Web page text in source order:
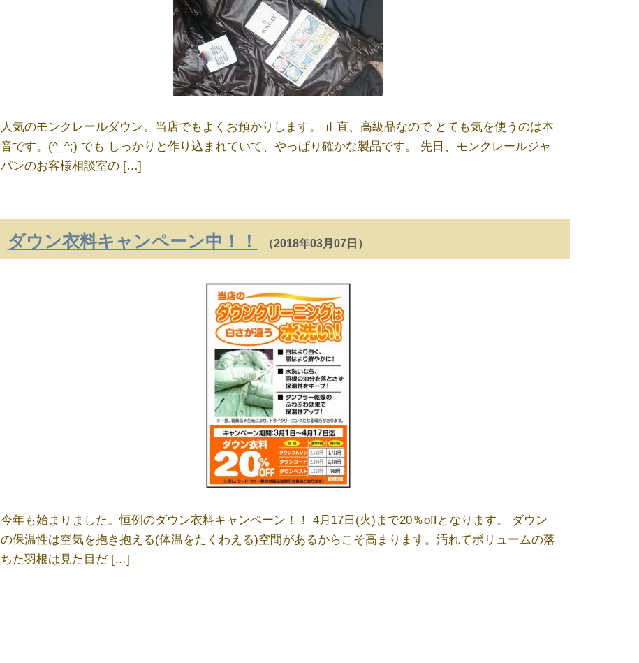
人気のモンクレールダウン。当店でもよくお預かりします。 正直、高級品なので とても気を使うのは本
音です。(^_^;) でも しっかりと作り込まれていて、やっぱり確かな製品です。 先日、モンクレールジャ
パンのお客様相談室の […]
ダウン衣料キャンペーン中！！ （2018年03月07日）
今年も始まりました。恒例のダウン衣料キャンペーン！！ 4月17日(火)まで20％offとなります。 ダウン
の保温性は空気を抱き抱える(体温をたくわえる)空間があるからこそ高まります。汚れてボリュームの落
ちた羽根は見た目だ […]